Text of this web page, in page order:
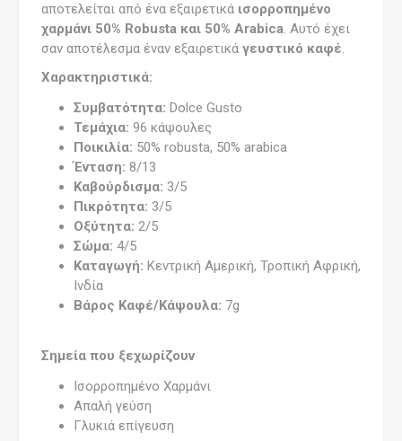
αποτελείται από ένα εξαιρετικά ισορροπημένο
χαρμάνι 50% Robusta και 50% Arabica. Αυτό έχει
σαν αποτέλεσμα έναν εξαιρετικά γευστικό καφέ.
Χαρακτηριστικά:
Συμβατότητα: Dolce Gusto
Τεμάχια: 96 κάψουλες
Ποικιλία: 50% robusta, 50% arabica
Ένταση: 8/13
Καβούρδισμα: 3/5
Πικρότητα: 3/5
Οξύτητα: 2/5
Σώμα: 4/5
Καταγωγή: Κεντρική Αμερική, Τροπική Αφρική,
Ινδία
Βάρος Καφέ/Κάψουλα: 7g
Σημεία που ξεχωρίζουν
Ισορροπημένο Χαρμάνι
Απαλή γεύση
Γλυκιά επίγευση